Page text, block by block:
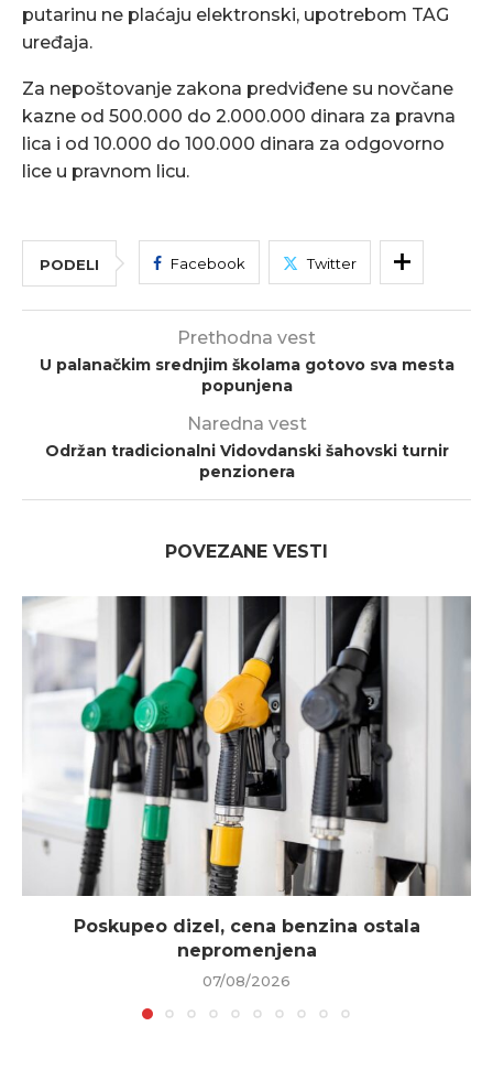
putarinu ne plaćaju elektronski, upotrebom TAG
uređaja.
Za nepoštovanje zakona predviđene su novčane
kazne od 500.000 do 2.000.000 dinara za pravna
lica i od 10.000 do 100.000 dinara za odgovorno
lice u pravnom licu.
PODELI Facebook Twitter
Prethodna vest
U palanačkim srednjim školama gotovo sva mesta
popunjena
Naredna vest
Održan tradicionalni Vidovdanski šahovski turnir
penzionera
POVEZANE VESTI
Poskupeo dizel, cena benzina ostala
nepromenjena
07/08/2026